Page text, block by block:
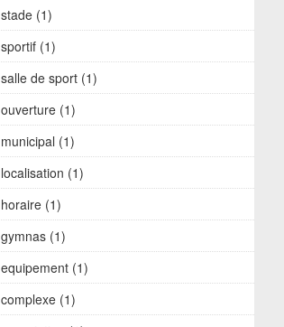
stade (1)
sportif (1)
salle de sport (1)
ouverture (1)
municipal (1)
localisation (1)
horaire (1)
gymnas (1)
equipement (1)
complexe (1)